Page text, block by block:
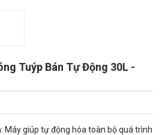
Tuýp Bán Tự Động 30L -
: Máy giúp tự động hóa toàn bộ quá trình